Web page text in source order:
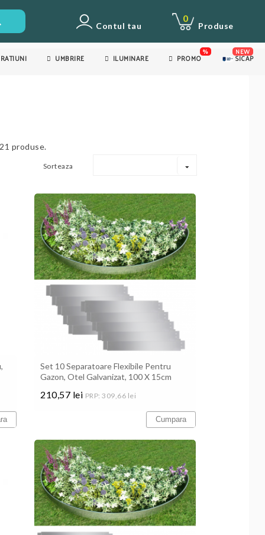
Contul tau Produse
0
UMBRIRE ILUMINARE PROMO
%
SICAP
NEW
produse.
Sorteaza
Set 10 Separatoare Flexibile Pentru
Gazon, Otel Galvanizat, 100 X 15cm
210,57 lei PRP: 309,66 lei
Cumpara